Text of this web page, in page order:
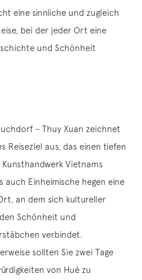
eine sinnliche und zugleich
bei der jeder Ort eine
und Schönheit
– Thuy Xuan zeichnet
Reiseziel aus, das einen tiefen
Vietnams
auch Einheimische hegen eine
an dem sich kultureller
Schönheit und
verbindet.
sollten Sie zwei Tage
von Hué zu